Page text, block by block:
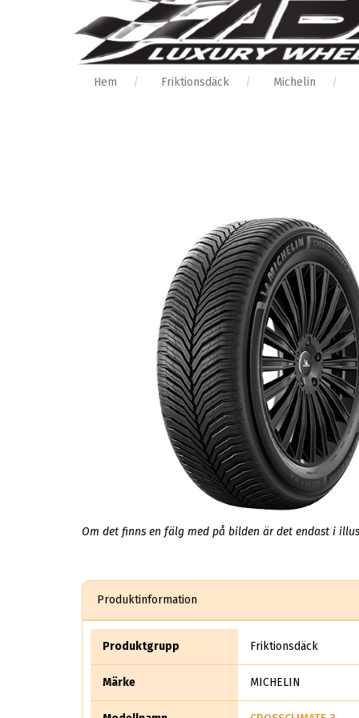
Hem Friktionsdäck Michelin
Om det finns en fälg med på bilden är det endast i
Produktinformation
Produktgrupp Friktionsdäck
Märke MICHELIN